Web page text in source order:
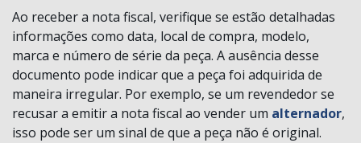
Ao receber a nota fiscal, verifique se estão detalhadas
informações como data, local de compra, modelo,
marca e número de série da peça. A ausência desse
documento pode indicar que a peça foi adquirida de
maneira irregular. Por exemplo, se um revendedor se
recusar a emitir a nota fiscal ao vender um alternador,
isso pode ser um sinal de que a peça não é original.